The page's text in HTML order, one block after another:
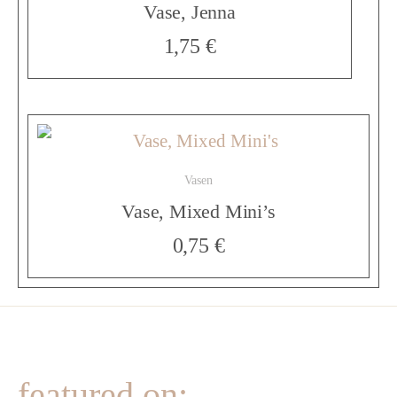
h
w
a
r
Vase, Jenna
1,75 €
Vasen
Vase, Mixed Mini’s
0,75 €